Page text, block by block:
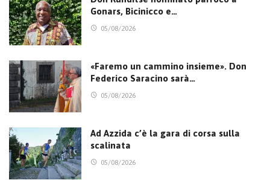
Gonars, Bicinicco e…
05/08/2026
«Faremo un cammino insieme». Don
Federico Saracino sarà…
05/08/2026
Ad Azzida c’è la gara di corsa sulla
scalinata
05/08/2026